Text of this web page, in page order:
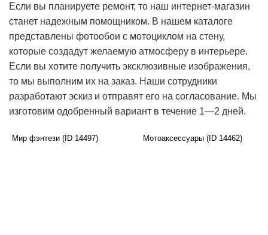
с парусником
с воздушными шарами
Камин
Фэнтези
Граффити
Дорога
Панорамы
Новый год
Если вы планируете ремонт, то наш интернет-магазин
станет надежным помощником. В нашем каталоге
представлены фотообои с мотоциклом на стену,
которые создадут желаемую атмосферу в интерьере.
Если вы хотите получить эксклюзивные изображения,
то мы выполним их на заказ. Наши сотрудники
разработают эскиз и отправят его на согласование. Мы
изготовим одобренный вариант в течение 1―2 дней.
Мир фэнтези (ID 14497) Мотоаксессуары (ID 14462)